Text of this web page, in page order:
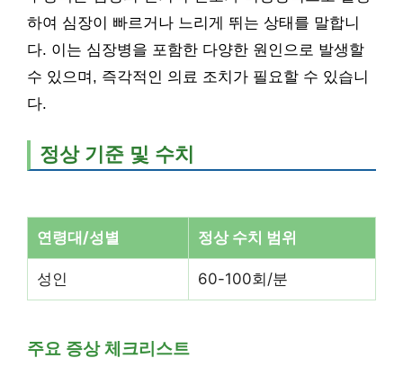
하여 심장이 빠르거나 느리게 뛰는 상태를 말합니
다. 이는 심장병을 포함한 다양한 원인으로 발생할
수 있으며, 즉각적인 의료 조치가 필요할 수 있습니
다.
정상 기준 및 수치
연령대/성별 정상 수치 범위
성인 60-100회/분
주요 증상 체크리스트